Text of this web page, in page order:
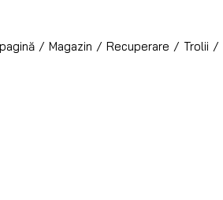
/ Magazin / Recuperare / Trolii /